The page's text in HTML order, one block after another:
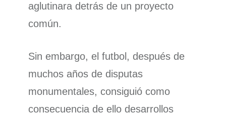
aglutinara detrás de un proyecto
común.
Sin embargo, el futbol, después de
muchos años de disputas
monumentales, consiguió como
consecuencia de ello desarrollos